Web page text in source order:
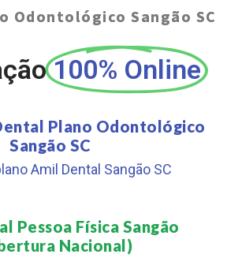
Odontológico Sangão SC
100% Online
Plano Odontológico
Sangão SC
Amil Dental Sangão SC
Pessoa Física Sangão
Nacional)​